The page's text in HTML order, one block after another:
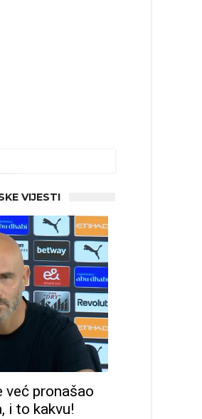
VIJESTI
već pronašao
i to kakvu!